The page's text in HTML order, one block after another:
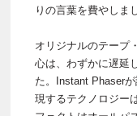
りの言葉を費やしま
オリジナルのテープ
心は、わずかに遅延
た。Instant Phaser
現するテクノロジー